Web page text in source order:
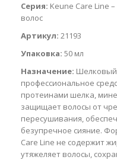
Серия: Keune Care Line
волос
Артикул: 21193
Упаковка: 50 мл
Назначение: Шелковый
профессиональное
протеинами шелка,
защищает волосы от
пересушивания,
безупречное сияние.
Care Line не содержит
утяжеляет волосы,